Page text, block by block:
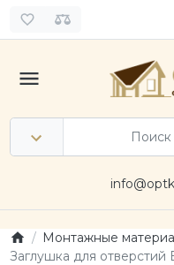
Монтажные
Заглушка для отверстий